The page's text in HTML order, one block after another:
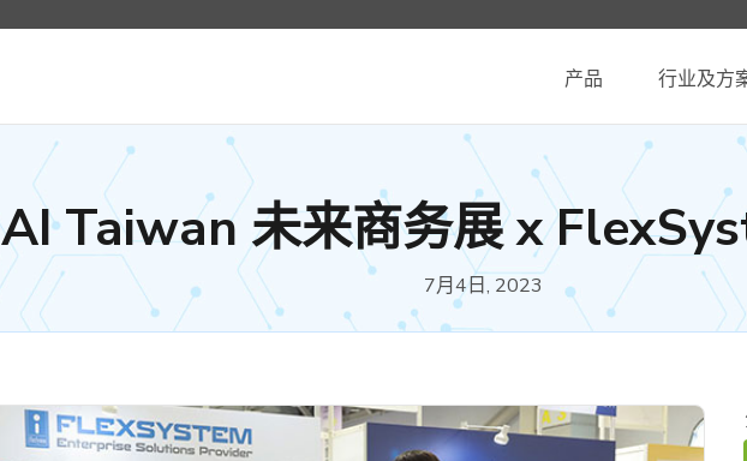
产品 行业及方
Taiwan 未来商务展 x
7月4日, 2023